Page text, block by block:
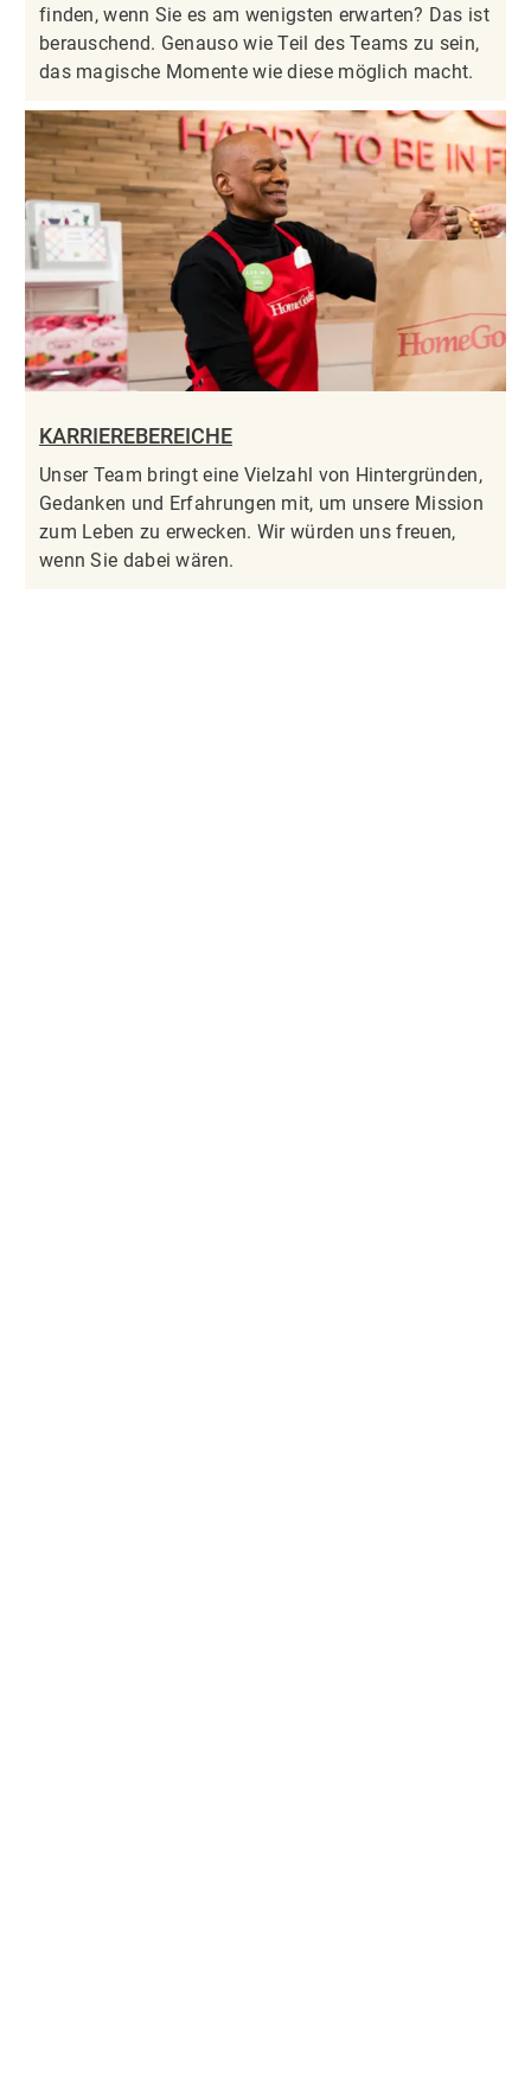
finden, wenn Sie es am wenigsten erwarten? Das ist
berauschend. Genauso wie Teil des Teams zu sein,
das magische Momente wie diese möglich macht.
KARRIEREBEREICHE
Unser Team bringt eine Vielzahl von Hintergründen,
Gedanken und Erfahrungen mit, um unsere Mission
zum Leben zu erwecken. Wir würden uns freuen,
wenn Sie dabei wären.